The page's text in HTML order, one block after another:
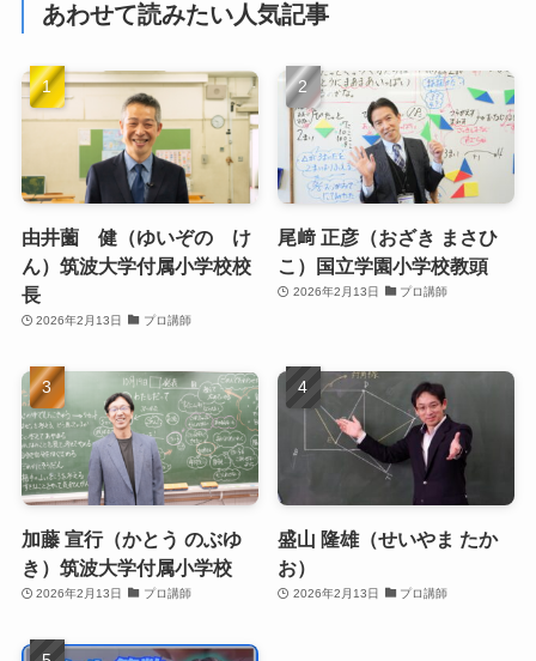
あわせて読みたい人気記事
由井薗 健（ゆいぞの け
ん）筑波大学付属小学校校
長
2026年2月13日 プロ講師
尾﨑 正彦（おざき まさひ
こ）国立学園小学校教頭
2026年2月13日 プロ講師
加藤 宣行（かとう のぶゆ
き）筑波大学付属小学校
2026年2月13日 プロ講師
盛山 隆雄（せいやま たか
お）
2026年2月13日 プロ講師